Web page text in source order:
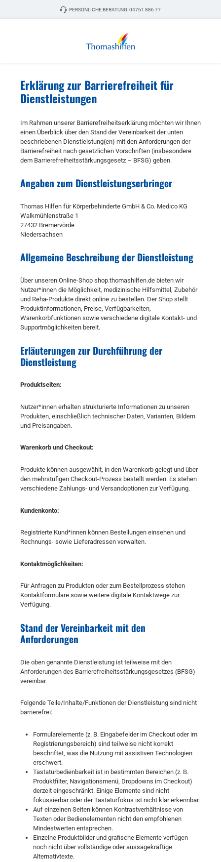
Zum Hauptinhalt springenPERSÖNLICHE BERATUNG:04761 886 77
Erklärung zur Barrierefreiheit für
Dienstleistungen
Im Rahmen unserer Barrierefreiheitserklärung möchten wir Ihnen
einen Überblick über den Stand der Vereinbarkeit der unten
beschriebenen Dienstleistung(en) mit den Anforderungen der
Barrierefreiheit nach gesetzlichen Vorschriften (insbesondere
dem Barrierefreiheitsstärkungsgesetz – BFSG) geben.
Angaben zum Dienstleistungserbringer
Thomas Hilfen für Körperbehinderte GmbH & Co. Medico KG
Walkmühlenstraße 1
27432 Bremervörde
Niedersachsen
Allgemeine Beschreibung der Dienstleistung
Über unseren Online-Shop shop.thomashilfen.de bieten wir
Nutzer*innen die Möglichkeit, medizinische Hilfsmittel, Zubehör
und Reha-Produkte direkt online zu bestellen. Der Shop stellt
Produktinformationen, Preise, Verfügbarkeiten,
Warenkorbfunktionen sowie verschiedene digitale Kontakt- und
Supportmöglichkeiten bereit.
Erläuterungen zur Durchführung der
Dienstleistung
Produktseiten:
Nutzer*innen erhalten strukturierte Informationen zu unseren
Produkten, einschließlich technischer Daten, Varianten, Bildern
und Preisangaben.
Warenkorb und Checkout:
Produkte können ausgewählt, in den Warenkorb gelegt und über
den mehrstufigen Checkout-Prozess bestellt werden. Es stehen
verschiedene Zahlungs- und Versandoptionen zur Verfügung.
Kundenkonto:
Registrierte Kund*innen können Bestellungen einsehen und
Rechnungs- sowie Lieferadressen verwalten.
Kontaktmöglichkeiten:
Für Anfragen zu Produkten oder zum Bestellprozess stehen
Kontaktformulare sowie weitere digitale Kontaktwege zur
Verfügung.
Stand der Vereinbarkeit mit den
Anforderungen
Die oben genannte Dienstleistung ist teilweise mit den
Anforderungen des Barrierefreiheitsstärkungsgesetzes (BFSG)
vereinbar.
Folgende Teile/Inhalte/Funktionen der Dienstleistung sind nicht
barrierefrei:
Formularelemente (z. B. Eingabefelder im Checkout oder im
Registrierungsbereich) sind teilweise nicht korrekt
beschriftet, was die Nutzung mit assistiven Technologien
erschwert.
Tastaturbedienbarkeit ist in bestimmten Bereichen (z. B.
Produktfilter, Navigationsmenü, Dropdowns im Checkout)
derzeit eingeschränkt. Einige Elemente sind nicht
fokussierbar oder der Tastaturfokus ist nicht klar erkennbar.
Auf einzelnen Seiten können Kontrastverhältnisse von
Texten oder Bedienelementen nicht den empfohlenen
Mindestwerten entsprechen.
Einzelne Produktbilder und grafische Elemente verfügen
noch nicht über vollständige oder aussagekräftige
Alternativtexte.